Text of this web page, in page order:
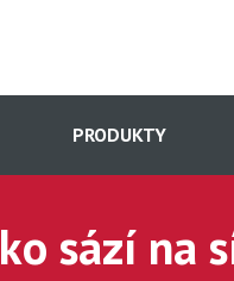
PRODUKTY
sází na